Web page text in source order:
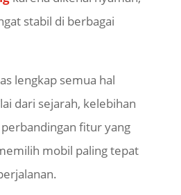
stabil di berbagai
lengkap semua hal
dari sejarah, kelebihan
fitur yang
mobil paling tepat